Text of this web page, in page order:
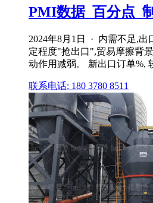
PMI数据_百分点_
2024年8月1日 · 内需不足,出
定程度"抢出口",贸易摩擦背
动作用减弱。 新出口订单%,
联系电话: 180 3780 8511